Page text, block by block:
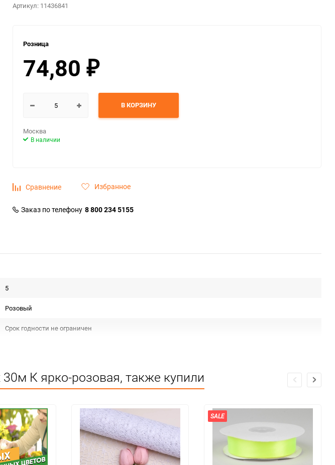
Артикул: 11436841
Розница
74,80 ₽
В КОРЗИНУ
Москва
В наличии
Сравнение Избранное
Заказ по телефону 8 800 234 5155
5
Розовый
Срок годности не ограничен
Сухое, проветриваемое помещение
5
шт
К ярко-розовая, также купили
SALE